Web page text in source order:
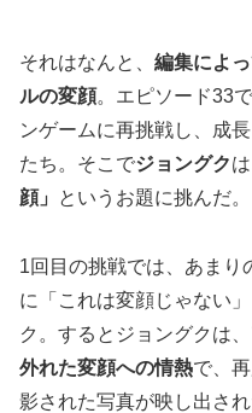
それはなんと、 編集によ
ルの変顔。エピソード33
ンゲームに再挑戦し、成
たち。そこでジョングク
顔」
というお題に挑んだ。
1回目の挑戦では、あまり
に「これは変顔じゃない
ク。するとジョングクは、
外れた変顔への情熱で、
影された写真が映し出さ